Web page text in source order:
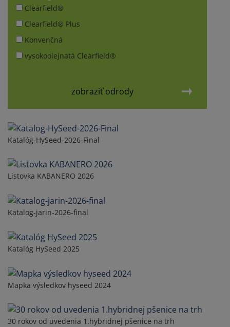
Clearfield®
Clearfield® Plus
Konvenčná
vysokoolejnatá Clearfield®
zobraziť odrody
Katalóg-HySeed-2026-Final
Listovka KABANERO 2026
Katalog-jarin-2026-final
Katalóg HySeed 2025
Mapka výsledkov hyseed 2024
30 rokov od uvedenia 1.hybridnej pšenice na trh